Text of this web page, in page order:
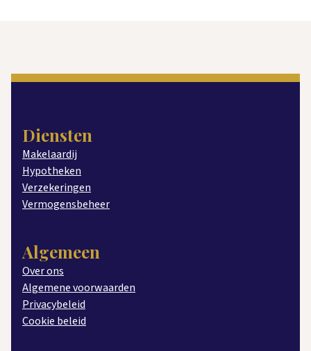
Diensten
Makelaardij
Hypotheken
Verzekeringen
Vermogensbeheer
Algemeen
Over ons
Algemene voorwaarden
Privacybeleid
Cookie beleid